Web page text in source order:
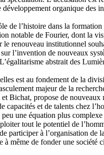
organique des
de l’histoire dans la
notable de Fourier, dont la
renouveau institutionnel
l’invention de nouveaux
abstrait des
est au fondement de la
majeur de la
et Bichat, propose de
capacités et de talents chez
peu une équation plus
tout le potentiel de
participer à l’organisation
à même de fonder une société